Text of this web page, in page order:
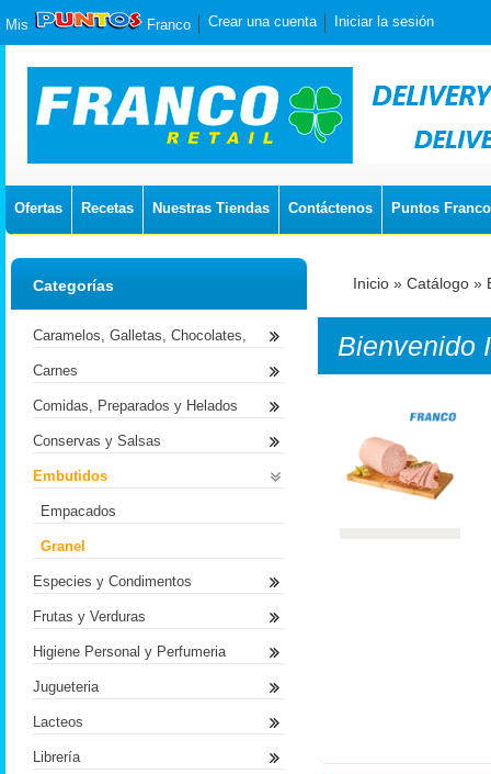
Mis Franco Crear una cuenta Iniciar la sesión
Ofertas Recetas Nuestras Tiendas Contáctenos Puntos Franco
Inicio » Catálogo »
Bienvenido
Categorías
Caramelos, Galletas, Chocolates,
Carnes
Comidas, Preparados y Helados
Conservas y Salsas
Embutidos
Empacados
Granel
Especies y Condimentos
Frutas y Verduras
Higiene Personal y Perfumeria
Jugueteria
Lacteos
Librería